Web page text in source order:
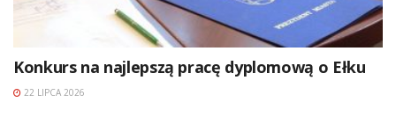
Konkurs na najlepszą pracę dyplomową o Ełku
22 LIPCA 2026